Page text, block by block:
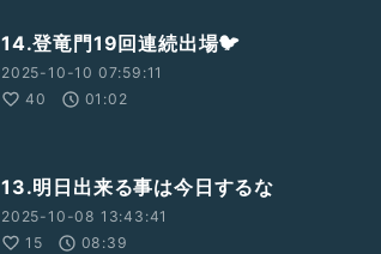
14.登竜門19回連続出場🐦️
2025-10-10 07:59:11
40
01:02
13.明日出来る事は今日するな
2025-10-08 13:43:41
15
08:39